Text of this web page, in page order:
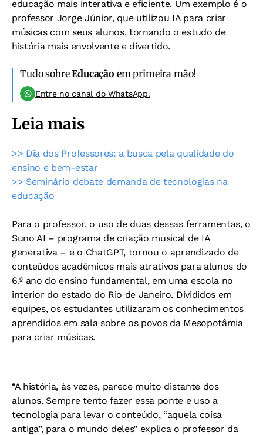
educação mais interativa e eficiente. Um exemplo é o
professor Jorge Júnior, que utilizou IA para criar
músicas com seus alunos, tornando o estudo de
história mais envolvente e divertido.
Tudo sobreEducação em primeira mão!
Entre no canal do WhatsApp.
Leia mais
>> Dia dos Professores: a busca pela qualidade do
ensino e bem-estar
>> Seminário debate demanda de tecnologias na
educação
Para o professor, o uso de duas dessas ferramentas, o
Suno AI – programa de criação musical de IA
generativa – e o ChatGPT, tornou o aprendizado de
conteúdos acadêmicos mais atrativos para alunos do
6.º ano do ensino fundamental, em uma escola no
interior do estado do Rio de Janeiro. Divididos em
equipes, os estudantes utilizaram os conhecimentos
aprendidos em sala sobre os povos da Mesopotâmia
para criar músicas.
“A história, às vezes, parece muito distante dos
alunos. Sempre tento fazer essa ponte e uso a
tecnologia para levar o conteúdo, “aquela coisa
antiga”, para o mundo deles” explica o professor da